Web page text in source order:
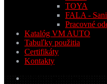
TOYA
FALA -
Pracovné
Katalóg VM AUTO
Tabuľky použitia
Certifikáty
Kontakty
0.00 € 0 produktov